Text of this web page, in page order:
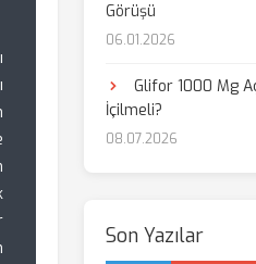
Görüşü
06.01.2026
Glifor 1000 Mg
İçilmeli?
08.07.2026
Son Yazılar